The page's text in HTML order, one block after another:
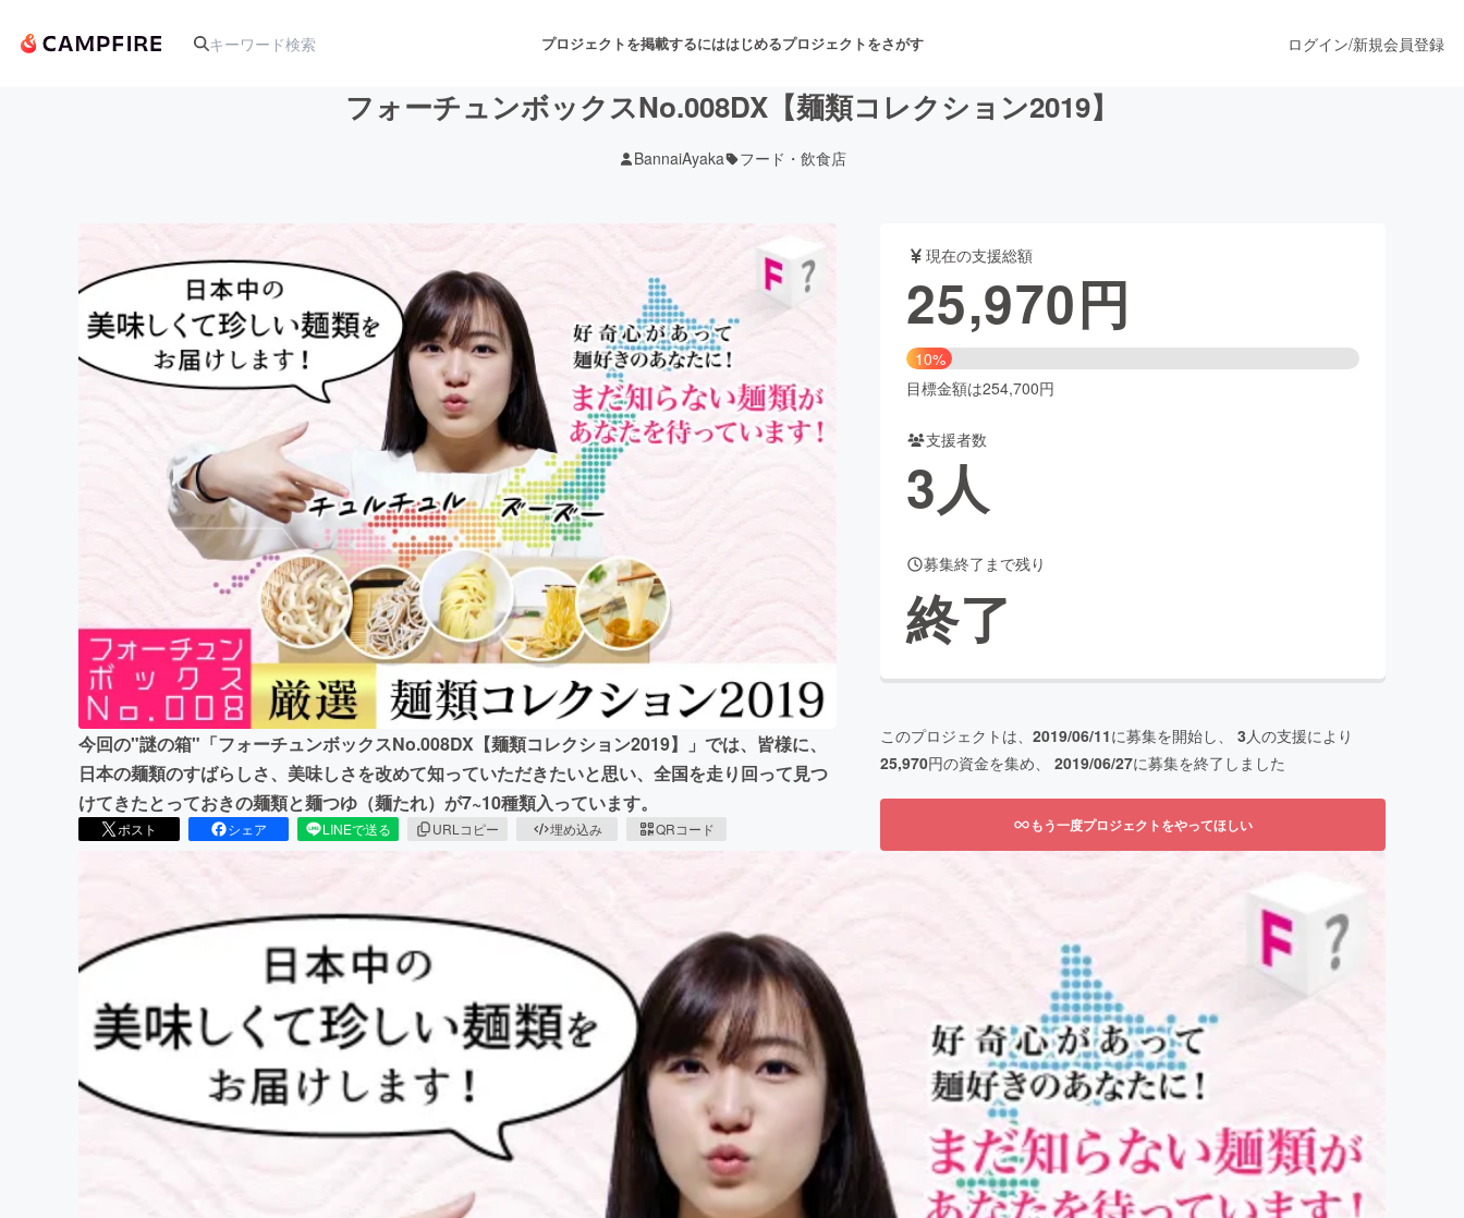
プロジェクトを掲載するにははじめるプロジェクトをさがす
アート・写真 舞台・パフォーマンス
テクノロジー・ガジェット ゲーム・サービス開発 フード・飲食店 ファッション
映像・映画 書籍・雑誌出版 アニメ・漫画
ビジネス・起業 チャレンジ ビューティー・ヘルスケア
まちづくり・地域活性化
CAMPFIRE for Social Good
CAMPFIREふるさと納税
machi-ya
ログイン/新規会員登録
フォーチュンボックスNo.008DX【麺類コレクション2019】
BannaiAyaka フード・飲食店
今回の"謎の箱"「フォーチュンボックスNo.008DX【麺類コレクション2019】」では、皆様に、
日本の麺類のすばらしさ、美味しさを改めて知っていただきたいと思い、全国を走り回って見つ
けてきたとっておきの麺類と麺つゆ（麺たれ）が7~10種類入っています。
ポスト シェア LINEで送る URLコピー 埋め込み QRコード
現在の支援総額
25,970円
10%
目標金額は254,700円
支援者数
3人
募集終了まで残り
終了
このプロジェクトは、 2019/06/11に募集を開始し、 3人の支援により
25,970円の資金を集め、 2019/06/27に募集を終了しました
もう一度プロジェクトをやってほしい